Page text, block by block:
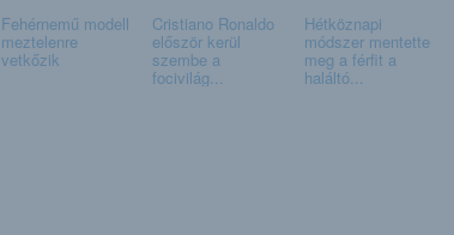
Fehérnemű modell
meztelenre
vetkőzik
Cristiano Ronaldo
először kerül
szembe a
focivilág...
Hétköznapi
módszer mentette
meg a férfit a
haláltó...